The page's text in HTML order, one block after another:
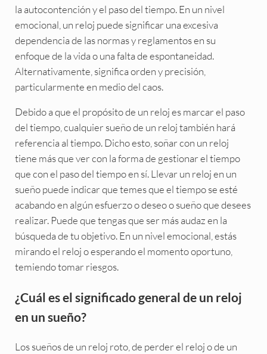
la autocontención y el paso del tiempo. En un nivel
emocional, un reloj puede significar una excesiva
dependencia de las normas y reglamentos en su
enfoque de la vida o una falta de espontaneidad.
Alternativamente, significa orden y precisión,
particularmente en medio del caos.
Debido a que el propósito de un reloj es marcar el paso
del tiempo, cualquier sueño de un reloj también hará
referencia al tiempo. Dicho esto, soñar con un reloj
tiene más que ver con la forma de gestionar el tiempo
que con el paso del tiempo en sí. Llevar un reloj en un
sueño puede indicar que temes que el tiempo se esté
acabando en algún esfuerzo o deseo o sueño que desees
realizar. Puede que tengas que ser más audaz en la
búsqueda de tu objetivo. En un nivel emocional, estás
mirando el reloj o esperando el momento oportuno,
temiendo tomar riesgos.
¿Cuál es el significado general de un reloj
en un sueño?
Los sueños de un reloj roto, de perder el reloj o de un